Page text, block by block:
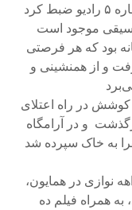
مدتی هم شاگرد وی بود، در استودیو شماره ۵ رادیو ضبط کرد
بود که هر فرصتی
و از همنشینی و
در راه اعتلای
در ۷۹ سالگی درگذشت و در آرامگاه
نوازی در همایون،
همراه فیلم ده